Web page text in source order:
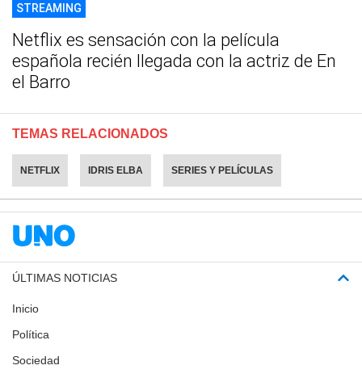
STREAMING
Netflix es sensación con la película
española recién llegada con la actriz de En
el Barro
TEMAS RELACIONADOS
NETFLIX IDRIS ELBA SERIES Y PELÍCULAS
ÚLTIMAS NOTICIAS
Inicio
Política
Sociedad